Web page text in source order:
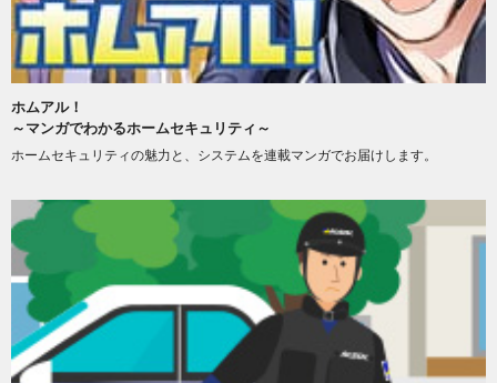
ホムアル！
～マンガでわかるホームセキュリティ～
ホームセキュリティの魅力と、システムを連載マンガでお届けします。